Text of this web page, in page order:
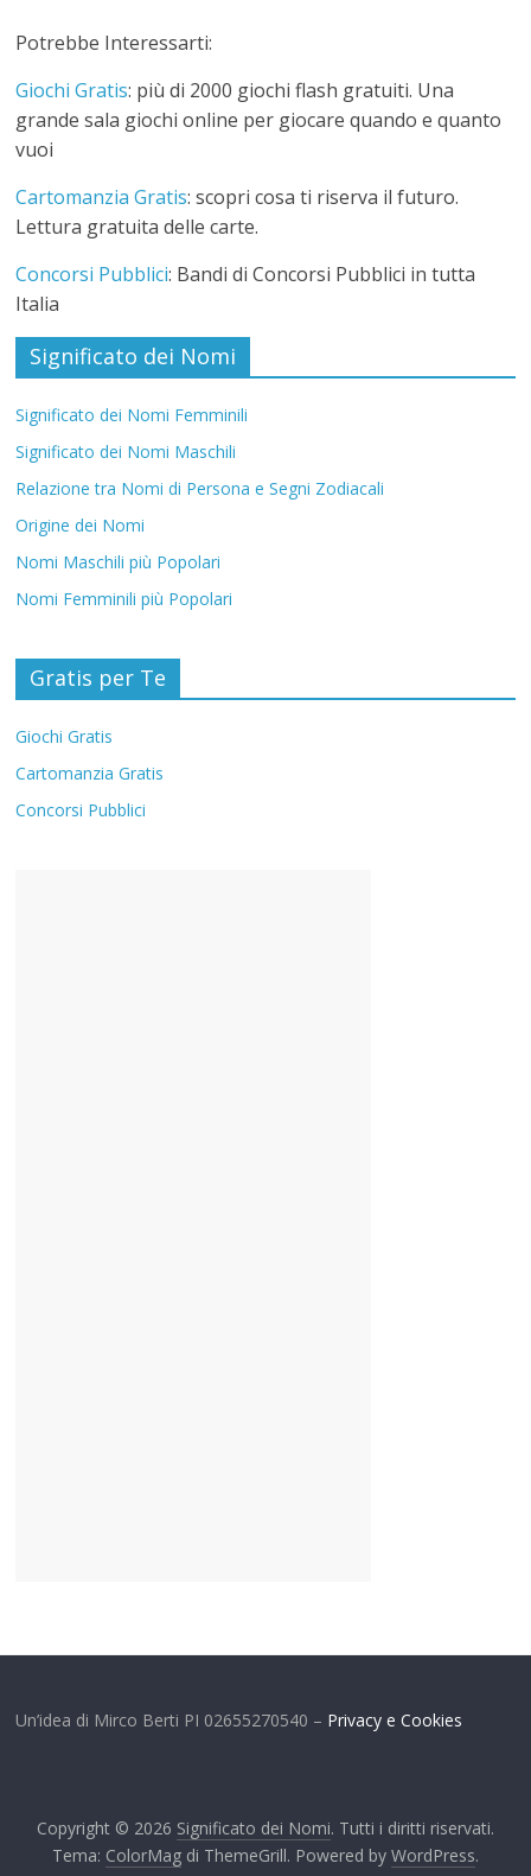
Potrebbe Interessarti:
Giochi Gratis: più di 2000 giochi flash gratuiti. Una
grande sala giochi online per giocare quando e quanto
vuoi
Cartomanzia Gratis: scopri cosa ti riserva il futuro.
Lettura gratuita delle carte.
Concorsi Pubblici: Bandi di Concorsi Pubblici in tutta
Italia
Significato dei Nomi
Significato dei Nomi Femminili
Significato dei Nomi Maschili
Relazione tra Nomi di Persona e Segni Zodiacali
Origine dei Nomi
Nomi Maschili più Popolari
Nomi Femminili più Popolari
Gratis per Te
Giochi Gratis
Cartomanzia Gratis
Concorsi Pubblici
Un’idea di Mirco Berti PI 02655270540 – Privacy e Cookies
Copyright © 2026 Significato dei Nomi. Tutti i diritti riservati.
Tema: ColorMagdi ThemeGrill. Powered by WordPress.